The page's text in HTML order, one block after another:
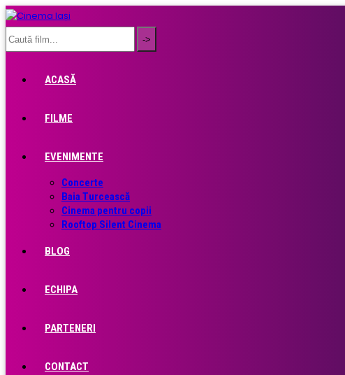
ACASĂ
FILME
EVENIMENTE
Concerte
Baia Turcească
Cinema pentru copii
Rooftop Silent Cinema
BLOG
ECHIPA
PARTENERI
CONTACT